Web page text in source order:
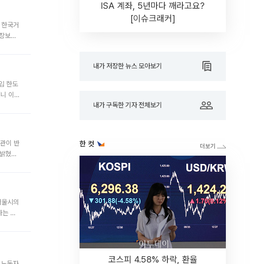
국거
보다
한도
이제
이 반
혔다.
시의
는 카
ISA 계좌, 5년마다 깨라고요?
[이슈크래커]
내가 저장한 뉴스 모아보기
내가 구독한 기자 전체보기
한 컷
코스피 4.58% 하락, 환율